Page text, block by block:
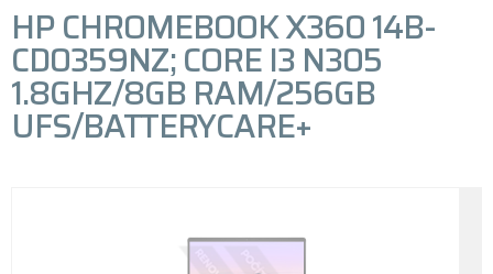
HP CHROMEBOOK X360 14B-
CD0359NZ; CORE I3 N305
1.8GHZ/8GB RAM/256GB
UFS/BATTERYCARE+